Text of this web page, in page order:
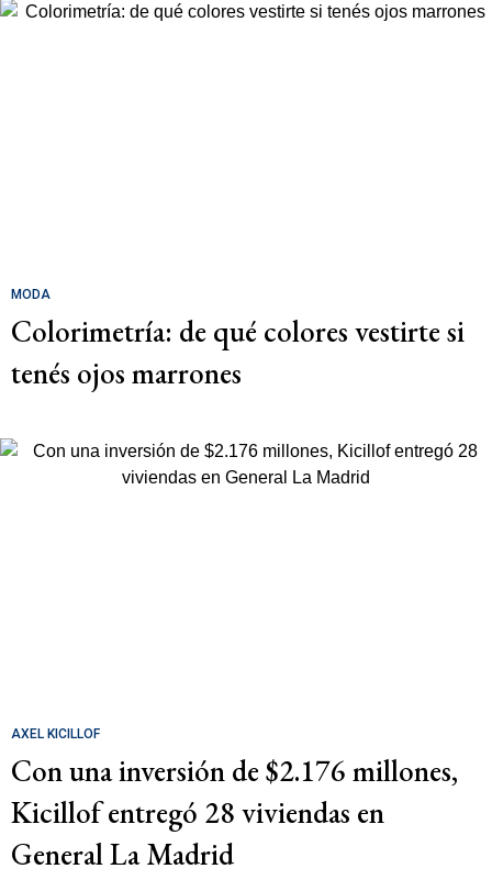
MODA
Colorimetría: de qué colores vestirte si
tenés ojos marrones
AXEL KICILLOF
Con una inversión de $2.176 millones,
Kicillof entregó 28 viviendas en
General La Madrid